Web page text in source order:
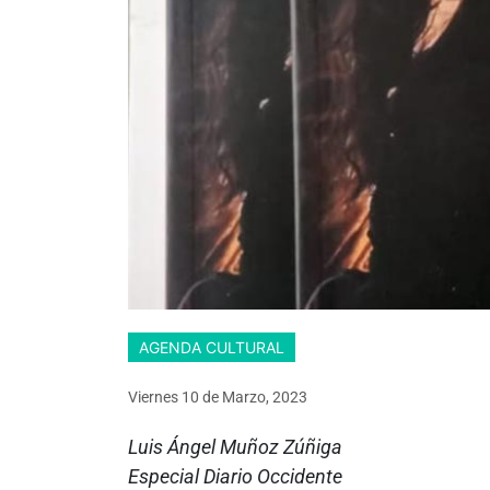
AGENDA CULTURAL
Viernes 10 de Marzo, 2023
Luis Ángel Muñoz Zúñiga
Especial Diario Occidente